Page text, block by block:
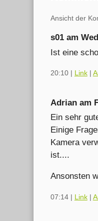
Ansicht der
s01 am
Ist eine
20:10| Link|
Adrian am
Ein sehr
Einige
Kamera
ist....
Ansonsten
07:14| Link|